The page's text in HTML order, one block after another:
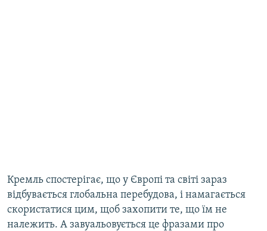
Кремль спостерігає, що у Європі та світі зараз
відбувається глобальна перебудова, і намагається
скористатися цим, щоб захопити те, що їм не
належить. А завуальовується це фразами про